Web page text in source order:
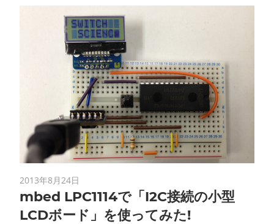
2013年8月24日
mbed LPC1114で「I2C接続の小型
LCDボード」を使ってみた!